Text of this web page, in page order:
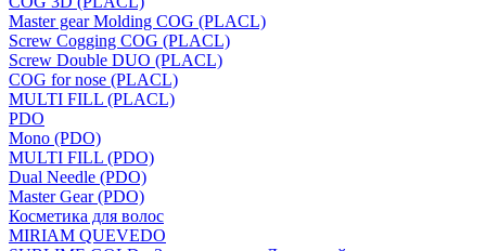
Master gear Molding COG (PLACL)
Screw Cogging COG (PLACL)
Screw Double DUO (PLACL)
COG for nose (PLACL)
MULTI FILL (PLACL)
PDO
Mono (PDO)
MULTI FILL (PDO)
Dual Needle (PDO)
Master Gear (PDO)
Косметика для волос
MIRIAM QUEVEDO